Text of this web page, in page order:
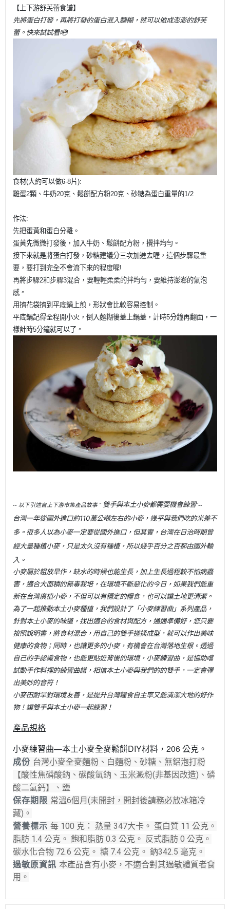
【上下游舒芙蕾食譜】
先將蛋白打發，再將打發的蛋白混入麵糊，就可以做成澎澎的舒芙
蕾。快來試試看吧!
食材(大約可以做6-8片):
雞蛋2顆、牛奶20克、鬆餅配方粉20克、砂糖為蛋白重量的1/2
作法:
先把蛋黃和蛋白分離。
蛋黃先微微打發後，加入牛奶、鬆餅配方粉，攪拌均勻。
接下來就是將蛋白打發，砂糖建議分三次加進去喔，這個步驟最重
要，要打到完全不會流下來的程度喔!
再將步驟2和步驟3混合，要輕輕柔柔的拌均勻，要維持澎澎的氣泡
感。
用擠花袋擠到平底鍋上煎，形狀會比較容易控制。
平底鍋記得全程開小火，倒入麵糊後蓋上鍋蓋，計時5分鐘再翻面，一
樣計時5分鐘就可以了。
-- 以下引述自上下游市集產品故事 " 雙手與本土小麥都需要機會練習"--
台灣一年從國外進口約110萬公噸左右的小麥，幾乎與我們吃的米差不
多。很多人以為小麥一定要從國外進口，但其實，台灣在日治時期曾
經大量種植小麥，只是太久沒有種植，所以幾乎百分之百都由國外輸
入。
小麥屬於粗放旱作，缺水的時候也能生長，加上生長過程較不怕病蟲
害，適合大面積的無毒栽培，在環境不斷惡化的今日，如果我們能重
新在台灣廣植小麥，不但可以有穩定的糧食，也可以讓土地更清潔。
為了一起推動本土小麥種植，我們設計了「小麥練習曲」系列產品，
針對本土小麥的味道，找出適合的食材與配方，通通準備好，您只要
按照說明書，將食材混合，用自己的雙手搓揉成型，就可以作出美味
健康的食物；同時，也讓更多的小麥，有機會在台灣落地生根。 透過
自己的手認識食物，也能更貼近背後的環境，小麥練習曲，是協助嚐
試動手作料裡的練習曲譜，相信本土小麥與我們的的雙手，一定會彈
出美妙的音符！
小麥田耐旱對環境友善，是提升台灣糧食自主率又能清潔大地的好作
物！讓雙手與本土小麥一起練習！
產品規格
小麥練習曲—本土小麥全麥鬆餅DIY材料，206 公克。
成份 台灣小麥全麥麵粉、白麵粉、砂糖、無鋁泡打粉
【酸性焦磷酸鈉、碳酸氫鈉、玉米澱粉(非基因改造)、磷
酸二氫鈣】、鹽
保存期限 常溫6個月(未開封，開封後請務必放冰箱冷
藏)。
營養標示 每 100 克： 熱量 347大卡。 蛋白質 11 公克。
脂肪 1.4 公克。 飽和脂肪 0.3 公克。 反式脂肪 0 公克。
碳水化合物 72.6 公克。 糖 7.4 公克。 鈉342.5 毫克。
過敏原資訊 本產品含有小麥，不適合對其過敏體質者食
用。